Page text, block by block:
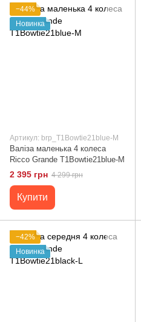
−44%
Новинка
Артикул: brp_T1Bowtie21blue-M
Валіза маленька 4 колеса
Ricco Grande T1Bowtie21blue-M
2 395 грн 4 299 грн
Купити
−42%
Новинка